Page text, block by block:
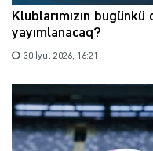
Klublarımızın
yayımlanacaq?
30 İyul 2026, 16:21